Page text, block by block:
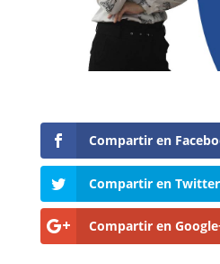
Compartir en
Compartir en Twitter
Compartir en